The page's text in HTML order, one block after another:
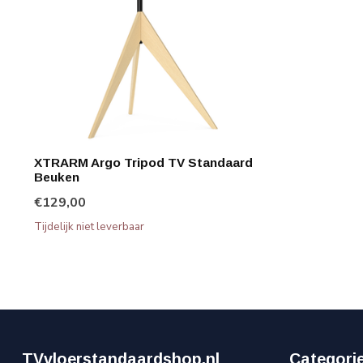
XTRARM Argo Tripod TV Standaard
Beuken
€129,00
Tijdelijk niet leverbaar
TVvloerstandaardshop.nl